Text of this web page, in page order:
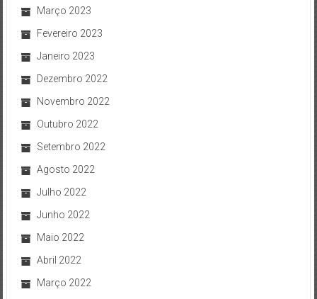
Março 2023
Fevereiro 2023
Janeiro 2023
Dezembro 2022
Novembro 2022
Outubro 2022
Setembro 2022
Agosto 2022
Julho 2022
Junho 2022
Maio 2022
Abril 2022
Março 2022